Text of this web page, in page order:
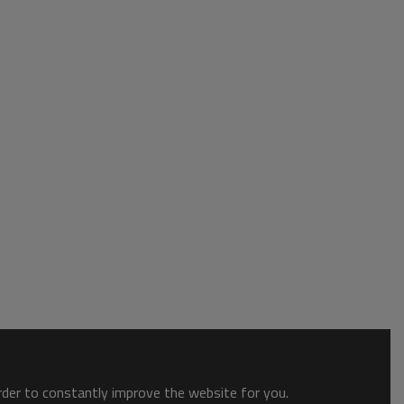
to constantly improve the website for you.